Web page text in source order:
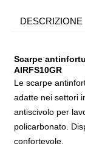
DESCRIZIONE
Scarpe
AIRFS10GR
Le scarpe
adatte nei settori
antiscivolo per
policarbonato.
confortevole.